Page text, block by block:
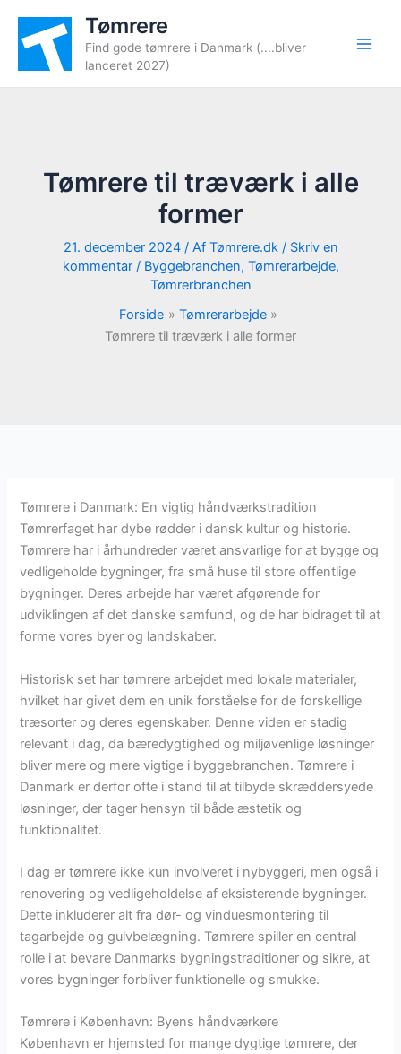
indholdet
Tømrere
Find gode tømrere i Danmark (....bliver
lanceret 2027)
Tømrere til træværk i alle
former
21. december 2024 / Af Tømrere.dk / Skriv en
kommentar / Byggebranchen, Tømrerarbejde,
Tømrerbranchen
Forside
Tømrerarbejde
Tømrere til træværk i alle former
Tømrere i Danmark: En vigtig håndværkstradition
Tømrerfaget har dybe rødder i dansk kultur og historie.
Tømrere har i århundreder været ansvarlige for at bygge og
vedligeholde bygninger, fra små huse til store offentlige
bygninger. Deres arbejde har været afgørende for
udviklingen af det danske samfund, og de har bidraget til at
forme vores byer og landskaber.
Historisk set har tømrere arbejdet med lokale materialer,
hvilket har givet dem en unik forståelse for de forskellige
træsorter og deres egenskaber. Denne viden er stadig
relevant i dag, da bæredygtighed og miljøvenlige løsninger
bliver mere og mere vigtige i byggebranchen. Tømrere i
Danmark er derfor ofte i stand til at tilbyde skræddersyede
løsninger, der tager hensyn til både æstetik og
funktionalitet.
I dag er tømrere ikke kun involveret i nybyggeri, men også i
renovering og vedligeholdelse af eksisterende bygninger.
Dette inkluderer alt fra dør- og vinduesmontering til
tagarbejde og gulvbelægning. Tømrere spiller en central
rolle i at bevare Danmarks bygningstraditioner og sikre, at
vores bygninger forbliver funktionelle og smukke.
Tømrere i København: Byens håndværkere
København er hjemsted for mange dygtige tømrere, der